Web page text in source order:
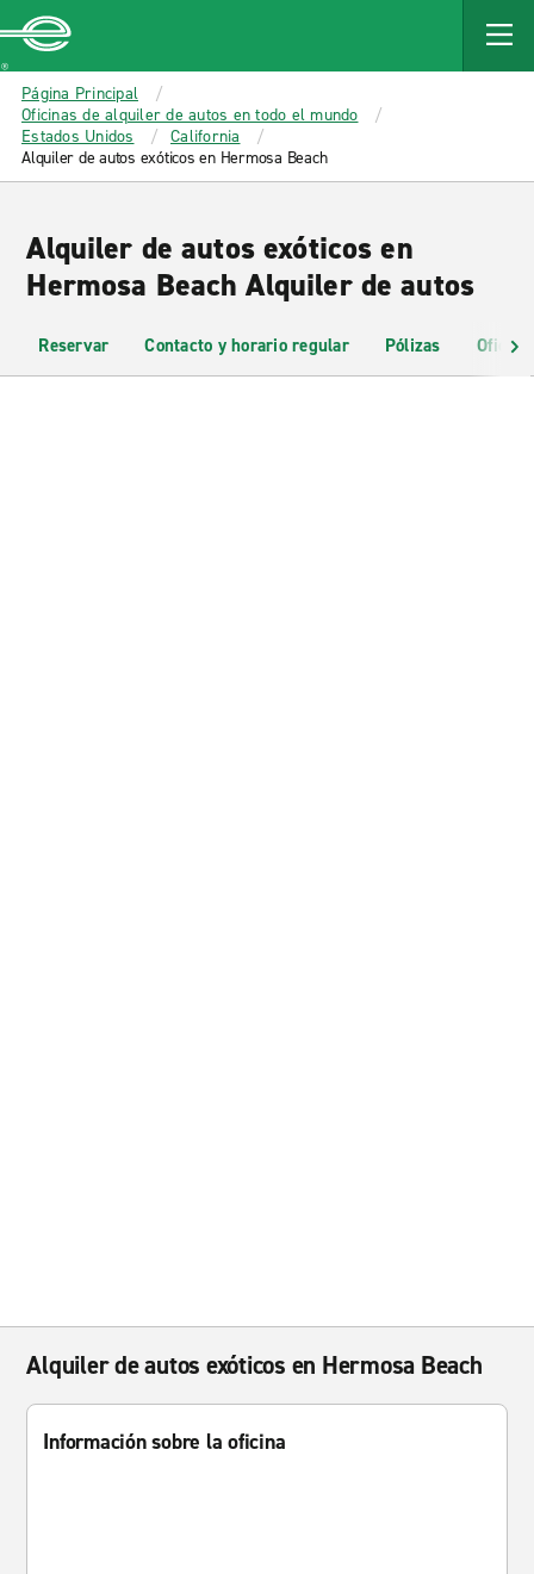
MAIN
CONTENT
Enterprise
Página Principal
Oficinas de alquiler de autos en todo el mundo
Estados Unidos
California
Alquiler de autos exóticos en Hermosa Beach
Alquiler de autos exóticos en
Hermosa Beach Alquiler de autos
Reservar Contacto y horario regular Pólizas
Alquiler de autos exóticos en Hermosa Beach
Información sobre la oficina